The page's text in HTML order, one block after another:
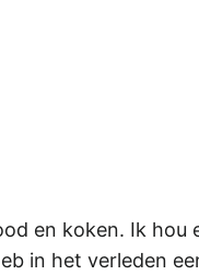
en koken. Ik hou
in het verleden